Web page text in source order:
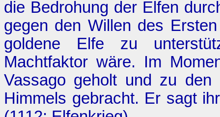
die Bedrohung der Elfen
gegen den Willen des
goldene Elfe zu
Machtfaktor wäre. Im
Vassago geholt und zu
Himmels gebracht. Er sagt